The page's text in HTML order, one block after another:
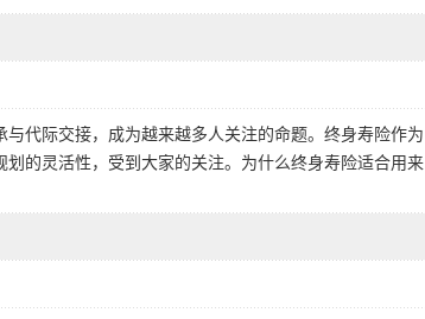
代际交接，成为越来越多人关注的命题。终身寿险作为
的灵活性，受到大家的关注。为什么终身寿险适合用来